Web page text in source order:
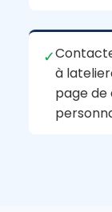
✓
à
page